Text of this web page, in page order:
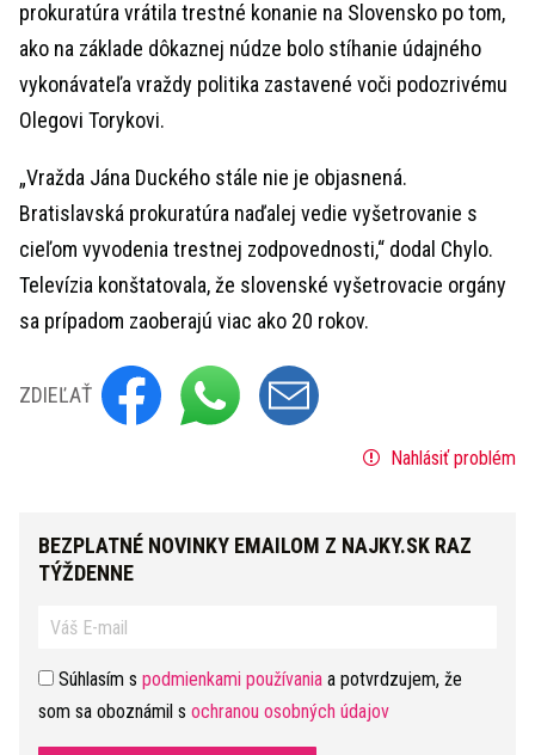
prokuratúra vrátila trestné konanie na Slovensko po tom,
ako na základe dôkaznej núdze bolo stíhanie údajného
vykonávateľa vraždy politika zastavené voči podozrivému
Olegovi Torykovi.
„Vražda Jána Duckého stále nie je objasnená.
Bratislavská prokuratúra naďalej vedie vyšetrovanie s
cieľom vyvodenia trestnej zodpovednosti,“ dodal Chylo.
Televízia konštatovala, že slovenské vyšetrovacie orgány
sa prípadom zaoberajú viac ako 20 rokov.
ZDIEĽAŤ
Nahlásiť problém
BEZPLATNÉ NOVINKY EMAILOM Z NAJKY.SK RAZ
TÝŽDENNE
Súhlasím s podmienkami používania a potvrdzujem, že
som sa oboznámil s ochranou osobných údajov